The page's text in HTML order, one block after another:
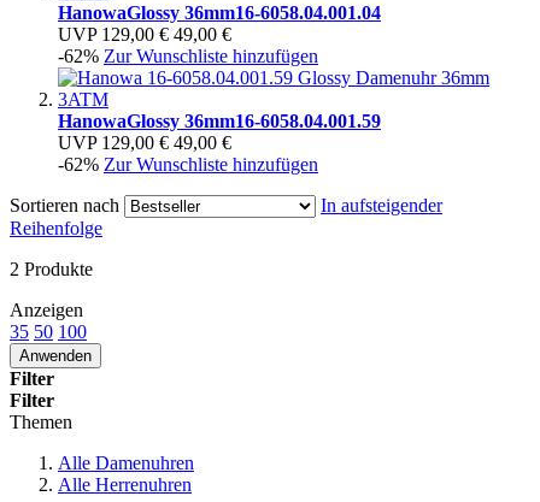
HanowaGlossy 36mm16-6058.04.001.04
UVP 129,00 € 49,00 €
-62% Zur Wunschliste hinzufügen
HanowaGlossy 36mm16-6058.04.001.59
UVP 129,00 € 49,00 €
-62% Zur Wunschliste hinzufügen
Sortieren nach
In aufsteigender
Reihenfolge
2 Produkte
Anzeigen
35 50 100
Anwenden
Filter
Filter
Themen
Alle Damenuhren
Alle Herrenuhren